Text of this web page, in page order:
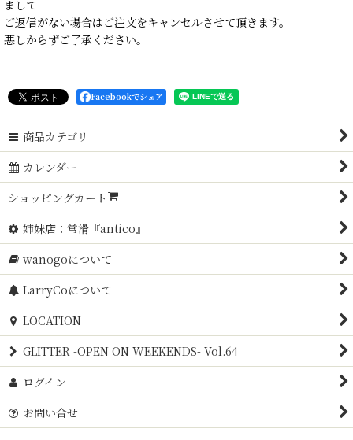
まして
ご返信がない場合はご注文をキャンセルさせて頂きます。
悪しからずご了承ください。
Facebookでシェア
商品カテゴリ
カレンダー
ショッピングカート
姉妹店：常滑『antico』
wanogoについて
LarryCoについて
LOCATION
GLITTER -OPEN ON WEEKENDS- Vol.64
ログイン
お問い合せ